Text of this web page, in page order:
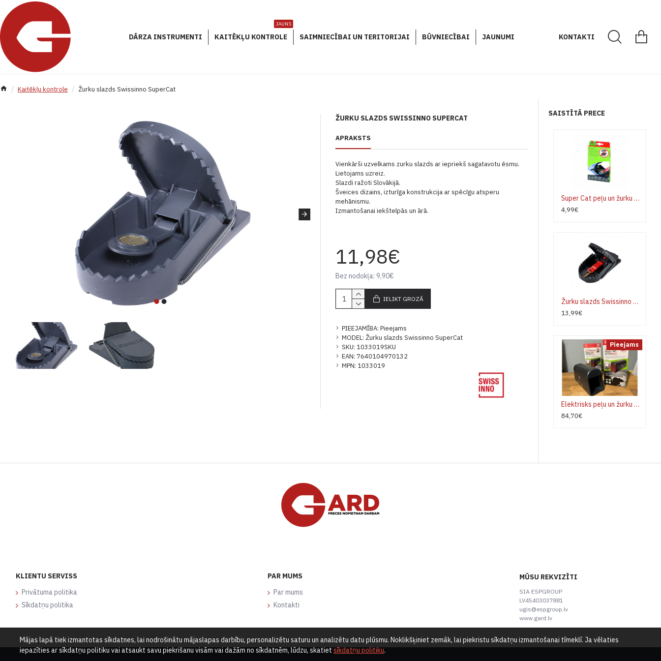
DĀRZA INSTRUMENTI KAITĒKĻU KONTROLE
JAUNS
SAIMNIECĪBAI UN TERITORIJAI BŪVNIECĪBAI JAUNUMI KONTAKTI
Kaitēkļu kontrole Žurku slazds Swissinno SuperCat
ŽURKU SLAZDS SWISSINNO SUPERCAT
APRAKSTS
Vienkārši uzvelkams zurku slazds ar iepriekš sagatavotu ēsmu.
Lietojams uzreiz.
Slazdi ražoti Slovākijā.
Šveices dizains, izturīga konstrukcija ar spēcīgu atsperu
mehānismu.
Izmantošanai iekštelpās un ārā.
PIEEJAMĪBA: Pieejams
MODEL: Žurku slazds Swissinno SuperCat
SKU: 1033019SKU
EAN: 7640104970132
MPN: 1033019
11,98€
Bez nodokļa: 9,90€
IELIKT GROZĀ
SAISTĪTĀ PRECE
Super Cat peļu un žurku slazda papildus ēsma
4,99€
Žurku slazds Swissinno SuperCat Pro
13,99€
Pieejams
Elektrisks peļu un žurku slazds Swissinno
84,70€
KLIENTU SERVISS
Privātuma politika
Sīkdatņu politika
PAR MUMS
Par mums
Kontakti
MŪSU REKVIZĪTI
SIA ESPGROUP
LV45403037881
ugis@espgroup.lv
www.gard.lv
Mājas lapā tiek izmantotas sīkdatnes, lai nodrošinātu mājaslapas darbību, personalizētu saturu un analizētu datu plūsmu. Noklikšķiniet zemāk, lai piekristu sīkdatņu izmantošanai tīmeklī. Ja vēlaties
iepazīties ar sīkdatņu politiku vai atsaukt savu piekrišanu visām vai dažām no sīkdatnēm, lūdzu, skatietsīkdatņu politiku.